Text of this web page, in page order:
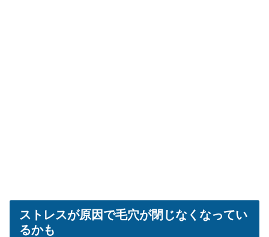
ストレスが原因で毛穴が閉じなくなってい
るかも